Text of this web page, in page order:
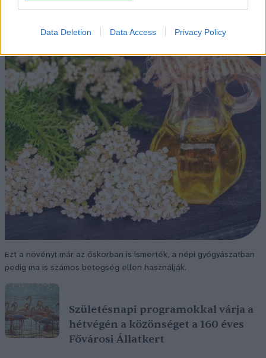
Data Deletion Data Access Privacy Policy
Ezt a növényt már az őskorban is ismerték, a népi gyógyászatban
pedig ma is számos betegség ellen használják.
Születésnapi programokkal várja a
hétvégén a közönséget a 160 éves
Fővárosi Állatkert